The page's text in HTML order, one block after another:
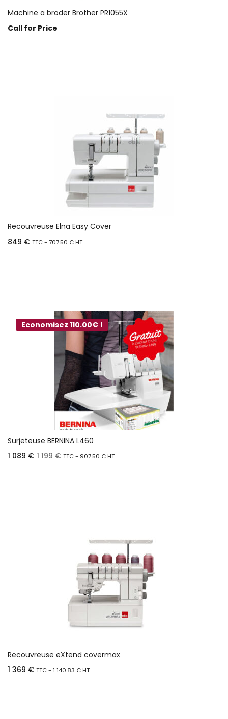
Machine a broder Brother PR1055X
Call for Price
Recouvreuse Elna Easy Cover
849 € TTC - 707.50 €HT
Economisez 110.00€ !
Surjeteuse BERNINA L460
1 089 € 1 199€ TTC - 907.50 €HT
Recouvreuse eXtend covermax
1 369 € TTC - 1 140.83 €HT